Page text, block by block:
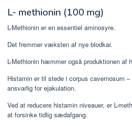
L- methionin (100 mg)
L-Methionin er en essentiel aminosyre.
Det fremmer væksten af ​​nye blodkar.
L-Methionin hæmmer også produktionen af
Histamin er til stede i corpus cavernosum
ansvarlig for ejakulation.
Ved at reducere histamin niveauer, er L-
at forsinke tidlig sædafgang.